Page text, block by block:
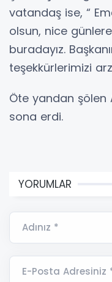
vatandaş ise, “
olsun, nice
buradayız.
teşekkürlerimizi
Öte yandan şölen
sona erdi.
YORUMLAR
Adınız *
E-Posta Adresiniz